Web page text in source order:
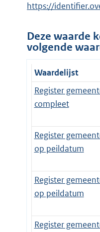
https://
Deze waarde
volgende
Waardelijst
Register
compleet
Register
op peildatum
Register
op peildatum
Register